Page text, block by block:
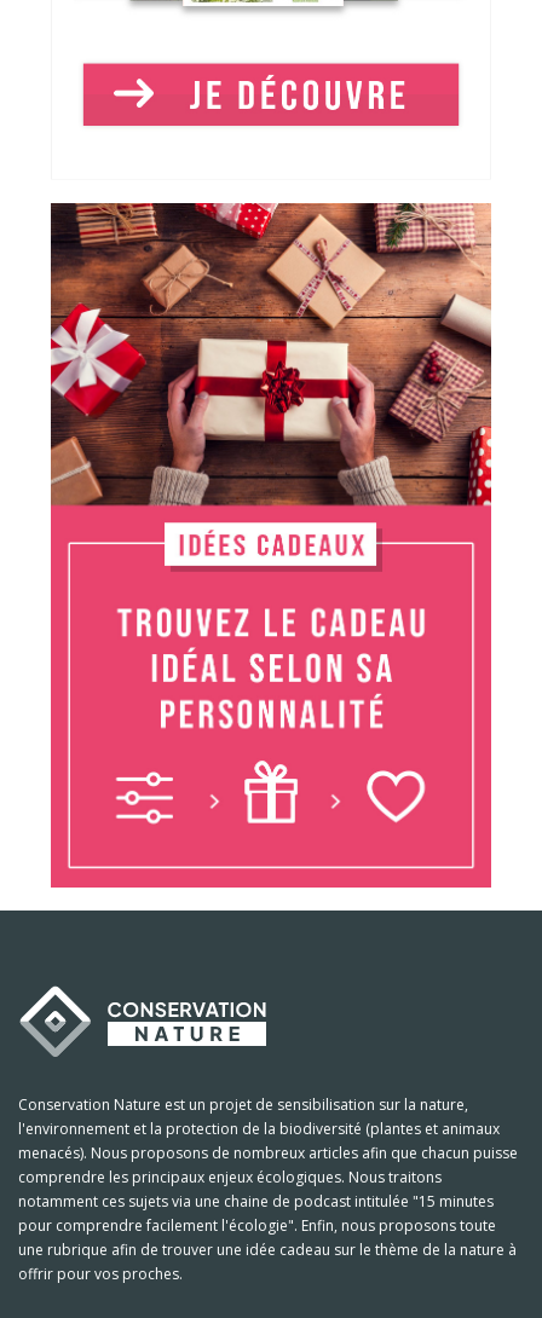
Conservation Nature est un projet de sensibilisation sur la nature,
l'environnement et la protection de la biodiversité (plantes et animaux
menacés). Nous proposons de nombreux articles afin que chacun puisse
comprendre les principaux enjeux écologiques. Nous traitons
notamment ces sujets via une chaine de podcast intitulée "15 minutes
pour comprendre facilement l'écologie". Enfin, nous proposons toute
une rubrique afin de trouver une idée cadeau sur le thème de la nature à
offrir pour vos proches.